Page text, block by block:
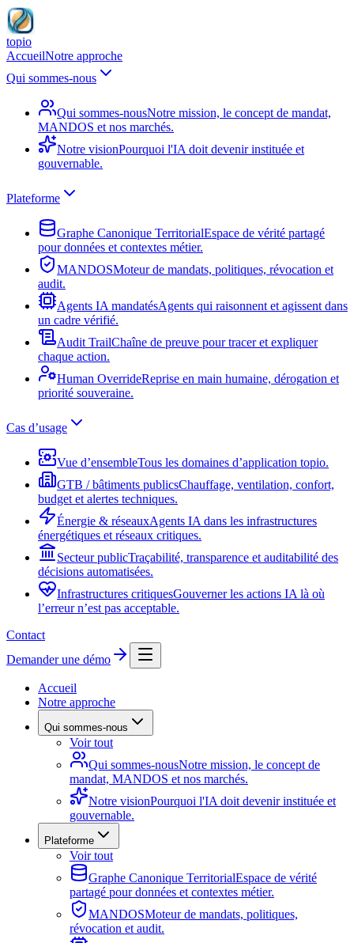
topio
AccueilNotre approche
Qui sommes-nous
Qui sommes-nousNotre mission, le concept de mandat,
MANDOS et nos marchés.
Notre visionPourquoi l'IA doit devenir instituée et
gouvernable.
Plateforme
Graphe Canonique TerritorialEspace de vérité partagé
pour données et contextes métier.
MANDOSMoteur de mandats, politiques, révocation et
audit.
Agents IA mandatésAgents qui raisonnent et agissent dans
un cadre vérifié.
Audit TrailChaîne de preuve pour tracer et expliquer
chaque action.
Human OverrideReprise en main humaine, dérogation et
priorité souveraine.
Cas d’usage
Vue d’ensembleTous les domaines d’application topio.
GTB / bâtiments publicsChauffage, ventilation, confort,
budget et alertes techniques.
Énergie & réseauxAgents IA dans les infrastructures
énergétiques et réseaux critiques.
Secteur publicTraçabilité, transparence et auditabilité des
décisions automatisées.
Infrastructures critiquesGouverner les actions IA là où
l’erreur n’est pas acceptable.
Contact
Demander une démo
Accueil
Notre approche
Qui sommes-nous
Voir tout
Qui sommes-nousNotre mission, le concept de
mandat, MANDOS et nos marchés.
Notre visionPourquoi l'IA doit devenir instituée et
gouvernable.
Plateforme
Voir tout
Graphe Canonique TerritorialEspace de vérité
partagé pour données et contextes métier.
MANDOSMoteur de mandats, politiques,
révocation et audit.